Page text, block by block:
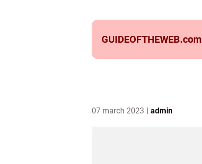
GUIDEOFTHEWEB.com
07 march 2023 admin